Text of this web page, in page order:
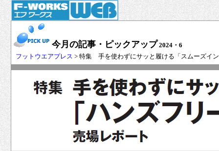
今月の記事・ピックアップ 2024・6
フットウエアプレス > 特集 手を使わずにサッと履ける「スムーズイ